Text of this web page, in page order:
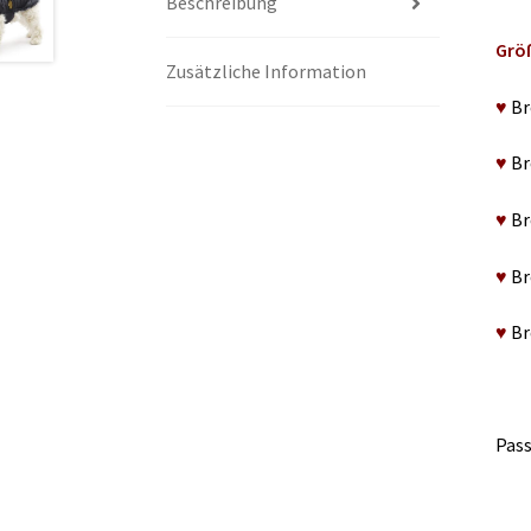
Zusätzliche Information
♥
♥
♥
♥
♥